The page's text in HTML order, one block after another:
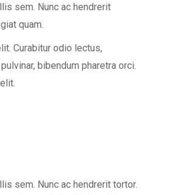
sem. Nunc ac hendrerit
quam.
Curabitur odio lectus,
bibendum pharetra orci.
sem. Nunc ac hendrerit tortor.